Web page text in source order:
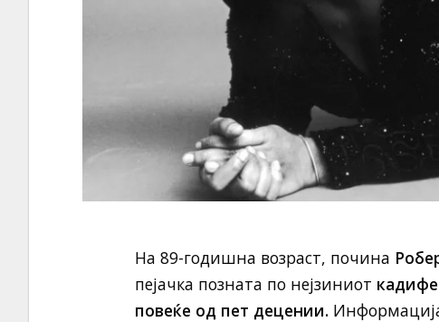
На 89-годишна возраст, почина
пејачка позната по нејзиниот
повеќе од пет децении.